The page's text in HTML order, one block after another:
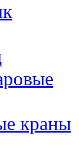
краны